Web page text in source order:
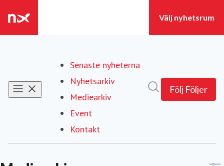
Senaste nyheterna
Nyhetsarkiv
Mediearkiv
Event
Kontakt
Följ Följer